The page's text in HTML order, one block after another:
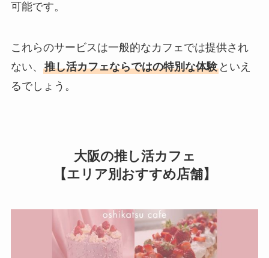
可能です。
これらのサービスは一般的なカフェでは提供され
ない、 推し活カフェならではの特別な体験といえ
るでしょう。
大阪の推し活カフェ
【エリア別おすすめ店舗】